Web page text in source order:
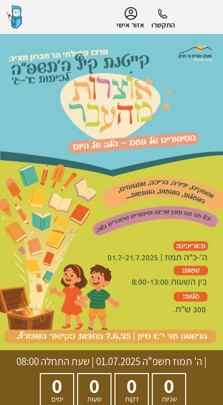
התקשרו אזור אישי
הפרופיל שלי
התנתק
| ה' תמוז תשפ"ה01.07.2025 | שעת התחלה 08:00
0
שניות
0
דקות
0
שעות
0
ימים